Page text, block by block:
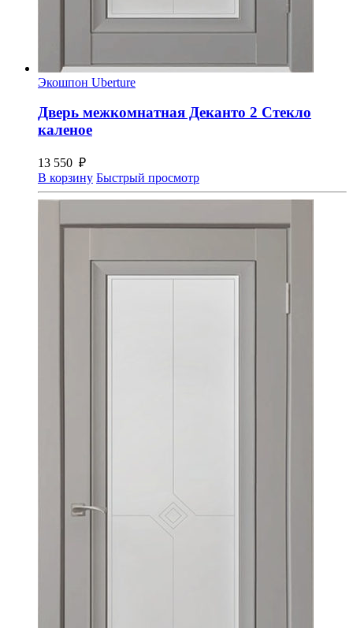
Экошпон Uberture
Дверь межкомнатная Деканто 2 Стекло
каленое
13 550 ₽
В корзину Быстрый просмотр